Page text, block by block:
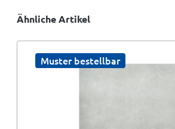
Ähnliche Artikel
Muster bestellbar